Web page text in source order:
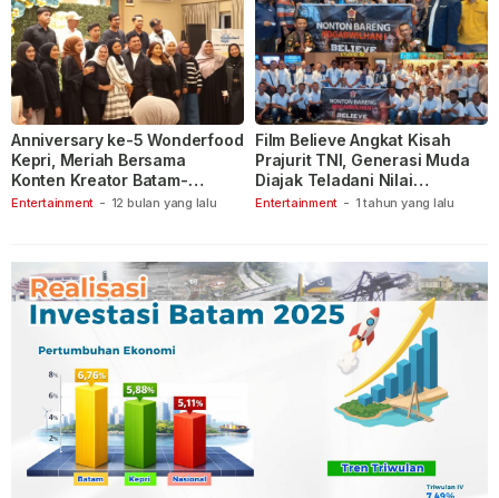
Entertainment - 12 bulan yang lalu
Anniversary ke-5 Wonderfood
Kepri, Meriah Bersama
Konten Kreator Batam-
Tanjungpinang
Entertainment - 1 tahun yang lalu
Film Believe Angkat Kisah
Prajurit TNI, Generasi Muda
Diajak Teladani Nilai
Keberanian